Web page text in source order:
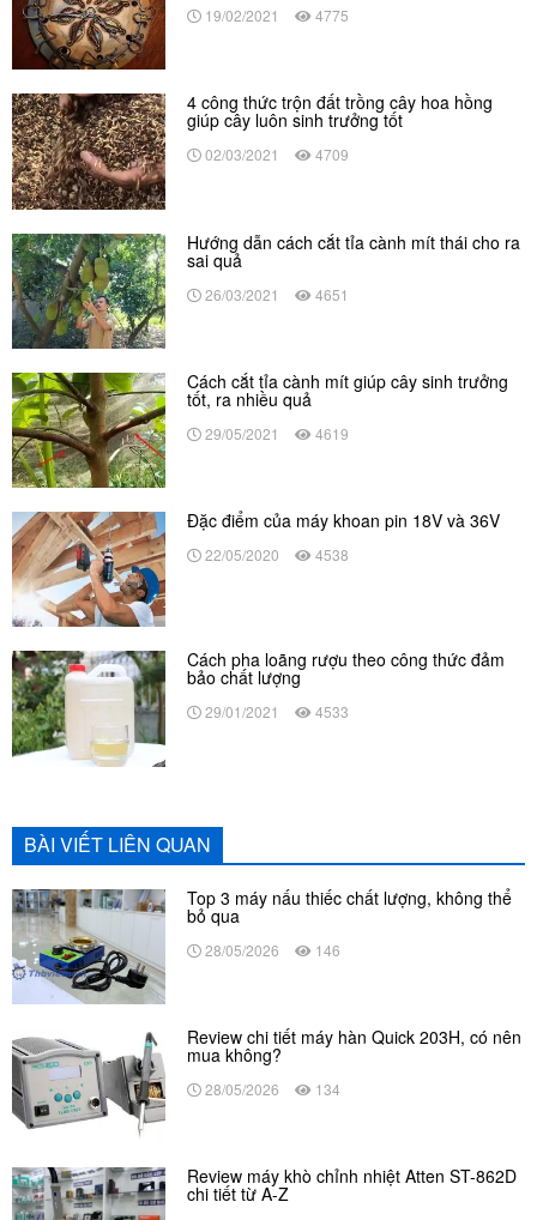
19/02/2021 4775
4 công thức trộn đất trồng cây hoa hồng
giúp cây luôn sinh trưởng tốt
02/03/2021 4709
Hướng dẫn cách cắt tỉa cành mít thái cho ra
sai quả
26/03/2021 4651
Cách cắt tỉa cành mít giúp cây sinh trưởng
tốt, ra nhiều quả
29/05/2021 4619
Đặc điểm của máy khoan pin 18V và 36V
22/05/2020 4538
Cách pha loãng rượu theo công thức đảm
bảo chất lượng
29/01/2021 4533
BÀI VIẾT LIÊN QUAN
Top 3 máy nấu thiếc chất lượng, không thể
bỏ qua
28/05/2026 146
Review chi tiết máy hàn Quick 203H, có nên
mua không?
28/05/2026 134
Review máy khò chỉnh nhiệt Atten ST-862D
chi tiết từ A-Z